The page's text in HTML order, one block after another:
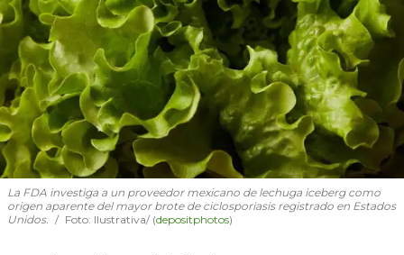
La FDA investiga a un proveedor mexicano de lechuga iceberg como
origen aparente del mayor brote de ciclosporiasis registrado en Estados
Unidos.
Foto: Ilustrativa/ (depositphotos)